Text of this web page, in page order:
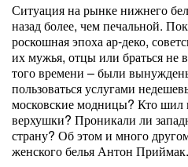
Ситуация на рынке нижнего
назад более, чем печальной.
роскошная эпоха ар-деко,
их мужья, отцы или браться не
того времени – были
пользоваться услугами
московские модницы? Кто шил
верхушки? Проникали ли
страну? Об этом и много
женского белья Антон